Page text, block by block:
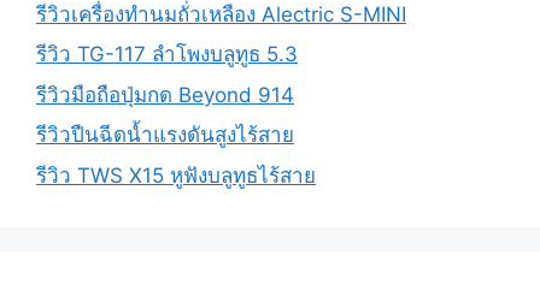
รีวิวเครื่องทำนมถั่วเหลือง Alectric S-MINI
รีวิว TG-117 ลำโพงบลูทูธ 5.3
รีวิวมือถือปุ่มกด Beyond 914
รีวิวปืนฉีดน้ำแรงดันสูงไร้สาย
รีวิว TWS X15 หูฟังบลูทูธไร้สาย